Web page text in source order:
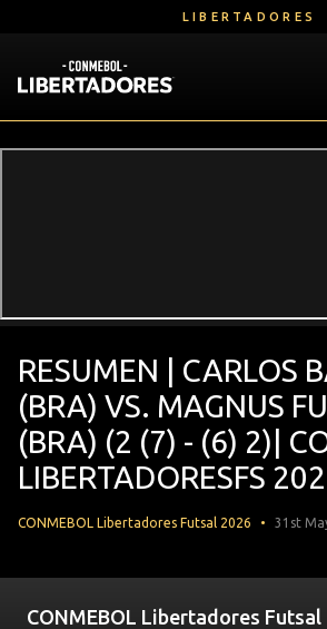
contenido
principal
LIBERTADORES
RESUMEN | CARLOS
(BRA) VS. MAGNUS
(BRA) (2 (7) - (6) 2)|
LIBERTADORESFS
CONMEBOL Libertadores Futsal 2026 31st